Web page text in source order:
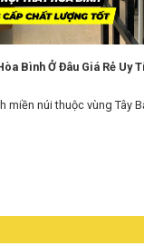
Bình Ở Đâu Giá Rẻ Uy
miền núi thuộc vùng Tây